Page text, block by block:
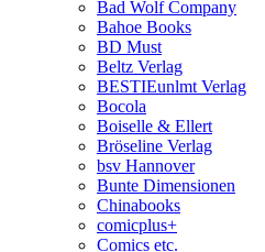
Bad Wolf Company
Bahoe Books
BD Must
Beltz Verlag
BESTIEunlmt Verlag
Bocola
Boiselle & Ellert
Bröseline Verlag
bsv Hannover
Bunte Dimensionen
Chinabooks
comicplus+
Comics etc.